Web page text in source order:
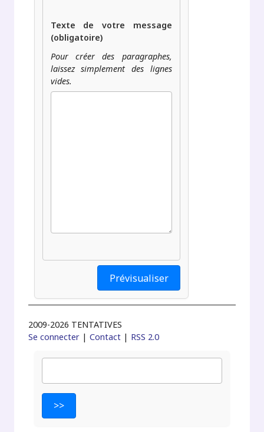
Texte de votre message
(obligatoire)
Pour créer des paragraphes,
laissez simplement des lignes
vides.
2009-2026 TENTATIVES
Se connecter |Contact | RSS 2.0